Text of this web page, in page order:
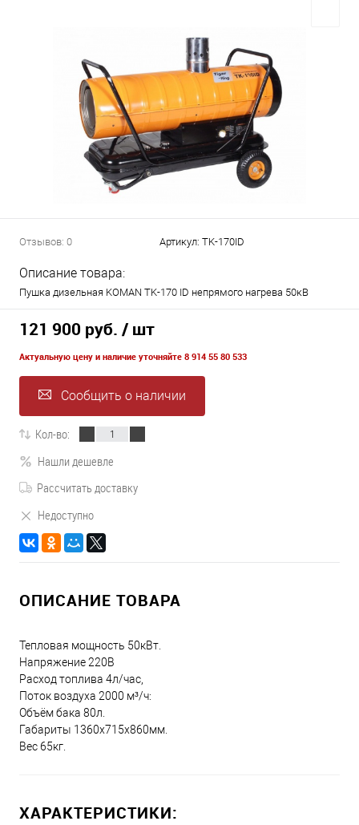
Отзывов: 0 Артикул: TK-170ID
Описание товара:
Пушка дизельная KOMAN TK-170 ID непрямого нагрева 50кВ
121 900 руб. / шт
Актуальную цену и наличие уточняйте 8 914 55 80 533
Сообщить о наличии
Кол-во:
Нашли дешевле
Рассчитать доставку
Недоступно
ОПИСАНИЕ ТОВАРА
Тепловая мощность 50кВт.
Напряжение 220В
Расход топлива 4л/час,
Поток воздуха 2000 м³/ч:
Объём бака 80л.
Габариты 1360х715х860мм.
Вес 65кг.
ХАРАКТЕРИСТИКИ: